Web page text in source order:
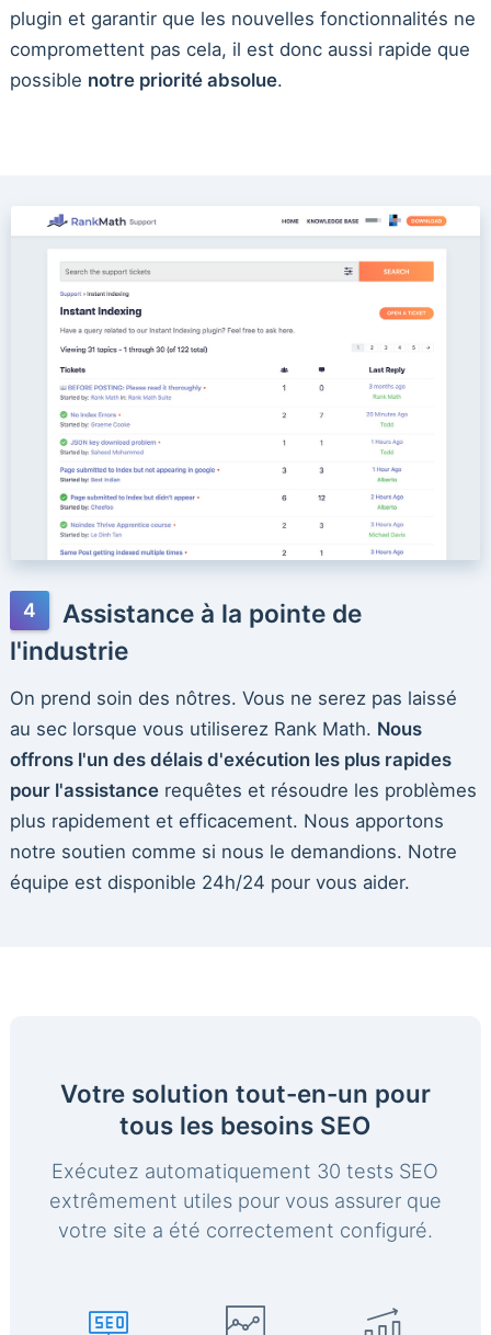
plugin et garantir que les nouvelles fonctionnalités ne
compromettent pas cela, il est donc aussi rapide que
possible notre priorité absolue.
Assistance à la pointe de
l'industrie
On prend soin des nôtres. Vous ne serez pas laissé
au sec lorsque vous utiliserez Rank Math. Nous
offrons l'un des délais d'exécution les plus rapides
pour l'assistancerequêtes et résoudre les problèmes
plus rapidement et efficacement. Nous apportons
notre soutien comme si nous le demandions. Notre
équipe est disponible 24h/24 pour vous aider.
Votre solution tout-en-un pour
tous les besoins SEO
Exécutez automatiquement 30 tests SEO
extrêmement utiles pour vous assurer que
votre site a été correctement configuré.